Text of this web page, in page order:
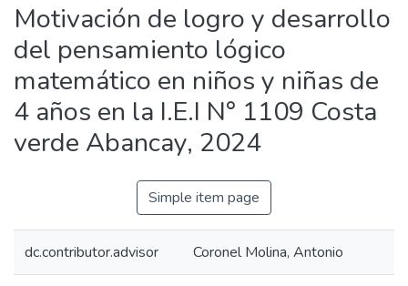
Normativas
Motivación de logro y desarrollo
del pensamiento lógico
matemático en niños y niñas de
4 años en la I.E.I N° 1109 Costa
verde Abancay, 2024
Simple item page
dc.contributor.advisor Coronel Molina, Antonio